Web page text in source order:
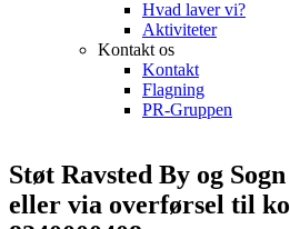
Hvad laver vi?
Aktiviteter
Kontakt os
Kontakt
Flagning
PR-Gruppen
Støt Ravsted By og
eller via overførsel til